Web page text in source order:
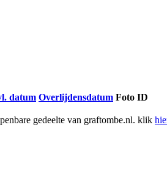
datum Overlijdensdatum Foto ID
gedeelte van graftombe.nl. klik